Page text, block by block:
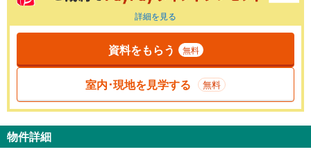
詳細を見る
資料をもらう 無料
室内･現地を見学する 無料
物件詳細